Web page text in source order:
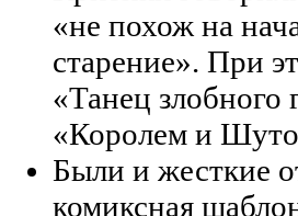
«не похож на
старение». При
«Танец злобного
«Королем и
Были и жесткие
комиксная